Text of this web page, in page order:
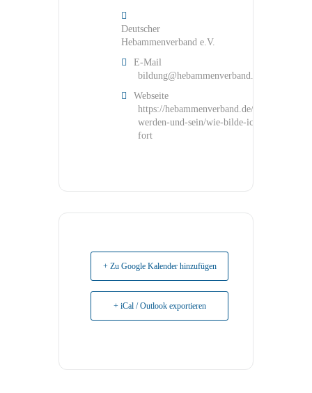
Deutscher
Hebammenverband e.V.
E-Mail
bildung@hebammenverband.de
Webseite
https://hebammenverband.de/hebamme-
werden-und-sein/wie-bilde-ich-mich-
fort
+ Zu Google Kalender hinzufügen
+ iCal / Outlook exportieren